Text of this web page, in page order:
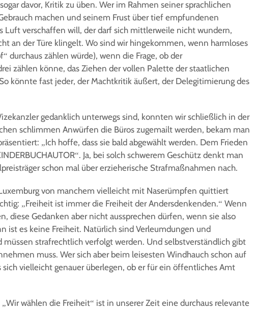
davor, Kritik zu üben. Wer im Rahmen seiner sprachlichen
machen und seinem Frust über tief empfundenen
Luft verschaffen will, der darf sich mittlerweile nicht wundern,
an der Türe klingelt. Wo sind wir hingekommen, wenn harmloses
durchaus zählen würde), wenn die Frage, ob der
zählen könne, das Ziehen der vollen Palette der staatlichen
könnte fast jeder, der Machtkritik äußert, der Delegitimierung des
gedanklich unterwegs sind, konnten wir schließlich in der
schlimmen Anwürfen die Büros zugemailt werden, bekam man
„Ich hoffe, dass sie bald abgewählt werden. Dem Frieden
Ja, bei solch schwerem Geschütz denkt man
schon mal über erzieherische Strafmaßnahmen nach.
von manchem vielleicht mit Naserümpfen quittiert
„Freiheit ist immer die Freiheit der Andersdenkenden.“ Wenn
diese Gedanken aber nicht aussprechen dürfen, wenn sie also
ist es keine Freiheit. Natürlich sind Verleumdungen und
müssen strafrechtlich verfolgt werden. Und selbstverständlich gibt
muss. Wer sich aber beim leisesten Windhauch schon auf
vielleicht genauer überlegen, ob er für ein öffentliches Amt
wählen die Freiheit“ ist in unserer Zeit eine durchaus relevante